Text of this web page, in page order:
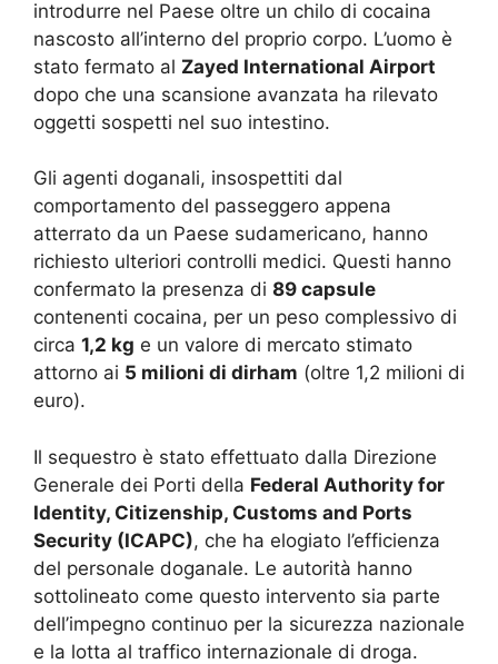
introdurre nel Paese oltre un chilo di cocaina
nascosto all’interno del proprio corpo. L’uomo è
stato fermato al Zayed International Airport
dopo che una scansione avanzata ha rilevato
oggetti sospetti nel suo intestino.
Gli agenti doganali, insospettiti dal
comportamento del passeggero appena
atterrato da un Paese sudamericano, hanno
richiesto ulteriori controlli medici. Questi hanno
confermato la presenza di 89 capsule
contenenti cocaina, per un peso complessivo di
circa 1,2 kg e un valore di mercato stimato
attorno ai 5 milioni di dirham (oltre 1,2 milioni di
euro).
Il sequestro è stato effettuato dalla Direzione
Generale dei Porti della Federal Authority for
Identity, Citizenship, Customs and Ports
Security (ICAPC), che ha elogiato l’efficienza
del personale doganale. Le autorità hanno
sottolineato come questo intervento sia parte
dell’impegno continuo per la sicurezza nazionale
e la lotta al traffico internazionale di droga.